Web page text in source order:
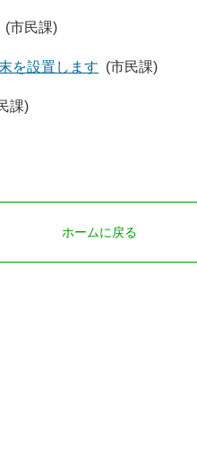
(市民課)
を設置します (市民課)
課)
ホームに戻る